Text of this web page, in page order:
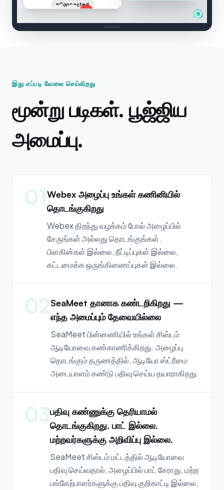
Connected
2 speakers
இது எப்படி வேலை செய்கிறது
மூன்று படிகள். பூஜ்ஜிய
அமைப்பு.
01Webex அழைப்பு உங்கள் கணினியில்
தொடங்குகிறது
Webex திறந்து வழக்கம் போல் அழைப்பில்
சேருங்கள் அல்லது தொடங்குங்கள்.
பிளகின்கள் இல்லை, நீட்டிப்புகள் இல்லை,
கட்டமைக்க ஒருங்கிணைப்புகள் இல்லை.
02SeaMeet தானாக கண்டறிகிறது —
எந்த அமைப்பும் தேவையில்லை
SeaMeet பின்னணியில் உங்கள் சிஸ்டம்
ஆடியோவை கண்காணிக்கிறது. அழைப்பு
தொடங்கும் தருணத்தில், ஆடியோ ஸ்ட்ரீமை
அடையாளம் கண்டு பதிவு செய்ய தயாராகிறது.
03பதிவு கண்ணுக்கு தெரியாமல்
தொடங்குகிறது. பாட் இல்லை.
மற்றவர்களுக்கு அறிவிப்பு இல்லை.
SeaMeet சிஸ்டம் மட்டத்தில் ஆடியோவை
பதிவு செய்வதால், அழைப்பில் பாட் சேராது, மற்ற
பங்கேற்பாளர்களுக்கு பதிவு குறிகாட்டி இல்லை,